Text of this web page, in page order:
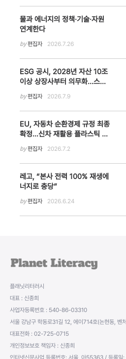
물과 에너지의 정책·기술·자원
연계한다
by편집자 2026.7.26
ESG 공시, 2028년 자산 10조
이상 상장사부터 의무화...스코
프 3 유예 등 기업 부담 완화
by편집자 2026.7.9
EU, 자동차 순환경제 규정 최종
확정…신차 재활용 플라스틱 의
무화·폐차 수출 규제 강화
by편집자 2026.7.2
레고, “본사 전력 100% 재생에
너지로 충당”
by편집자 2026.6.24
플래닛리터러시
대표 : 신종희
사업자등록번호 : 540-86-03310
서울 강남구 학동로31길 12, 에이714호(논현동, 벤
대표전화 : 02-725-0715
개인정보보호 책임자 : 신종희
인터넷신문사업 등록번호: 서울, 아55363 / 등록